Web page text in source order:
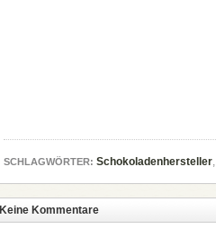
SCHLAGWÖRTER: Schokoladenhersteller,
Keine Kommentare